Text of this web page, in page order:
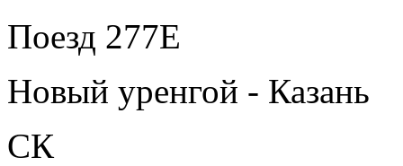
Поезд 277Е
Новый уренгой - Казань
СК